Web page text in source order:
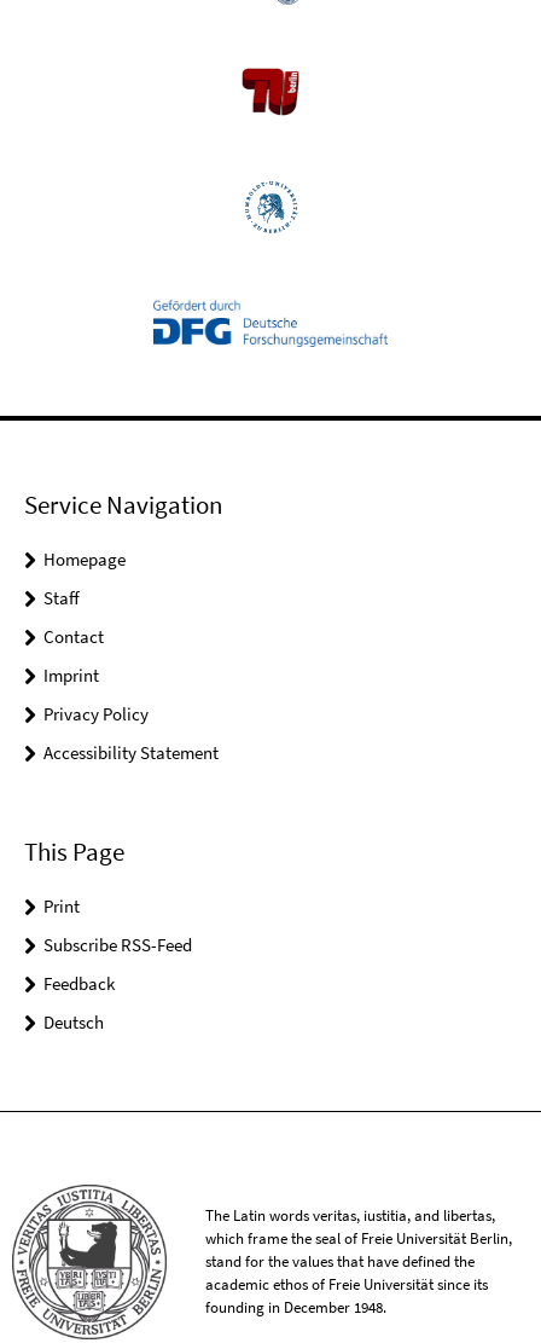
Service Navigation
Homepage
Staff
Contact
Imprint
Privacy Policy
Accessibility Statement
This Page
Print
Subscribe RSS-Feed
Feedback
Deutsch
The Latin words veritas, iustitia, and libertas,
which frame the seal of Freie Universität Berlin,
stand for the values that have defined the
academic ethos of Freie Universität since its
founding in December 1948.